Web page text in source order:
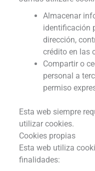
Almacenar
identificación
dirección,
crédito en las
Compartir o
personal a
permiso
Esta web siempre
utilizar cookies.
Cookies propias
Esta web utiliza
finalidades: